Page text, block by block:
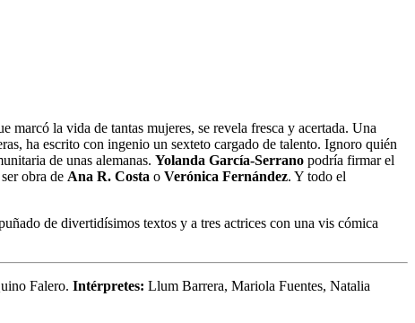
marcó la vida de tantas mujeres, se revela fresca y acertada. Una
ha escrito con ingenio un sexteto cargado de talento. Ignoro quién
de unas alemanas. Yolanda García-Serrano podría firmar el
obra de Ana R. Costa o Verónica Fernández. Y todo el
de divertidísimos textos y a tres actrices con una vis cómica
Falero. Intérpretes: Llum Barrera, Mariola Fuentes, Natalia